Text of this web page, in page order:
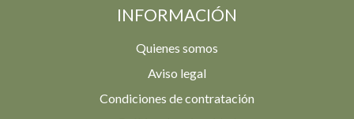
INFORMACIÓN
Quienes somos
Aviso legal
Condiciones de contratación